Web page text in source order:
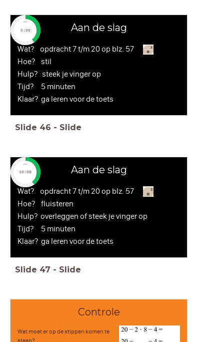
Aan de slag
Wat? opdracht 7 t/m 20 op blz. 57
Hoe? stil
Hulp? steek je vinger op
Tijd? 5 minuten
Klaar? ga leren voor de toets
timer
5:00
Slide 46 - Slide
Aan de slag
Wat? opdracht 7 t/m 20 op blz. 57
Hoe? fluisteren
Hulp? overleggen of steek je vinger op
Tijd? 5 minuten
Klaar? ga leren voor de toets
timer
10:00
Slide 47 - Slide
Controle
Wat moet er op de stippen komen te
staan?